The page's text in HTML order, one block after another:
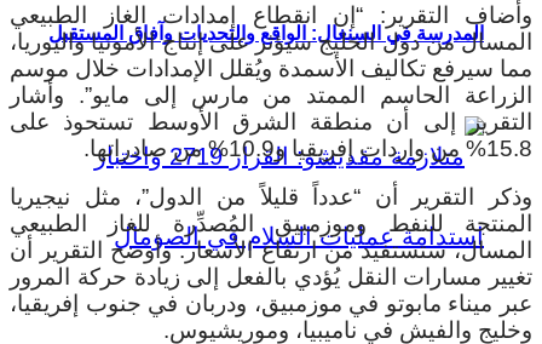
المدرسة في السنغال: الواقع والتحديات وآفاق المستقبل
وأضاف التقرير: “إن انقطاع إمدادات الغاز الطبيعي
المسال من دول الخليج سيؤثر على إنتاج الأمونيا واليوريا،
مما سيرفع تكاليف الأسمدة ويُقلل الإمدادات خلال موسم
الزراعة الحاسم الممتد من مارس إلى مايو”. وأشار
التقرير إلى أن منطقة الشرق الأوسط تستحوذ على
15.8% من واردات إفريقيا و10.9% من صادراتها.
وذكر التقرير أن “عدداً قليلاً من الدول”، مثل نيجيريا
المنتجة للنفط وموزمبيق المُصدِّرة للغاز الطبيعي
المسال، ستستفيد من ارتفاع الأسعار.وأوضح التقرير أن
تغيير مسارات النقل يُؤدي بالفعل إلى زيادة حركة المرور
عبر ميناء مابوتو في موزمبيق، ودربان في جنوب إفريقيا،
وخليج والفيش في ناميبيا، وموريشيوس.